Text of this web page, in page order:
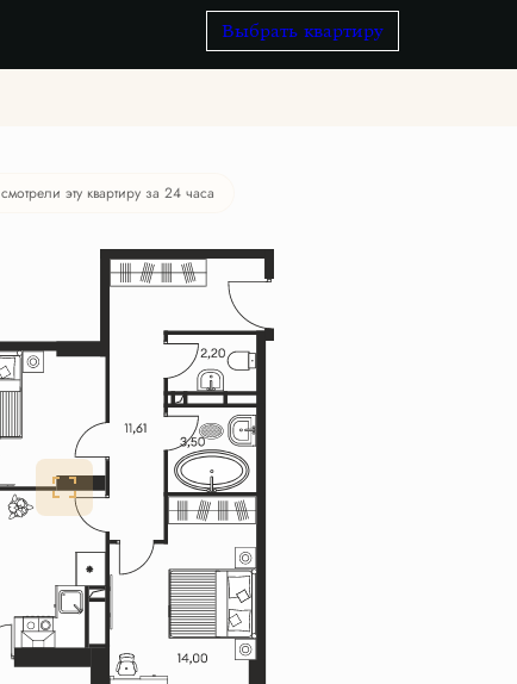
Выбрать квартиру
смотрели эту квартиру за 24 часа